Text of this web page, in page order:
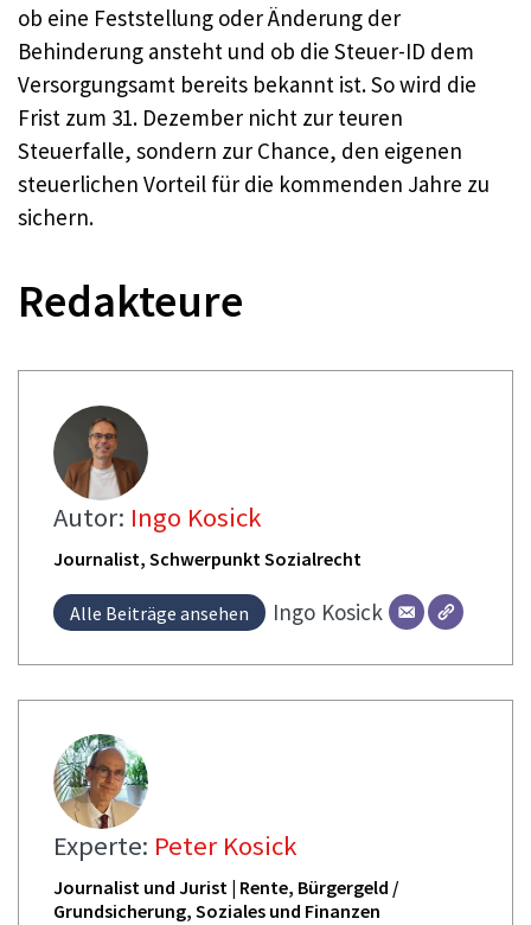
ob eine Feststellung oder Änderung der
Behinderung ansteht und ob die Steuer-ID dem
Versorgungsamt bereits bekannt ist. So wird die
Frist zum 31. Dezember nicht zur teuren
Steuerfalle, sondern zur Chance, den eigenen
steuerlichen Vorteil für die kommenden Jahre zu
sichern.
Redakteure
Autor: Ingo Kosick
Journalist, Schwerpunkt Sozialrecht
Alle Beiträge ansehen Ingo Kosick
Experte: Peter Kosick
Journalist und Jurist | Rente, Bürgergeld /
Grundsicherung, Soziales und Finanzen